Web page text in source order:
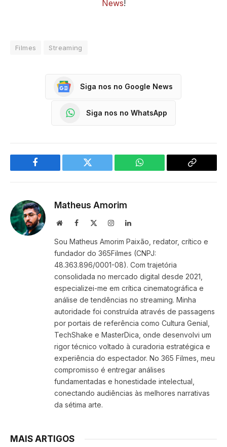
News!
Filmes Streaming
Siga nos no Google News
Siga nos no WhatsApp
Facebook Twitter WhatsApp
Copy
Matheus Amorim
WebsiteFacebook InstagramLinkedIn
Sou Matheus Amorim Paixão, redator, crítico e
fundador do 365Filmes (CNPJ:
48.363.896/0001-08). Com trajetória
consolidada no mercado digital desde 2021,
especializei-me em crítica cinematográfica e
análise de tendências no streaming. Minha
autoridade foi construída através de passagens
por portais de referência como Cultura Genial,
TechShake e MasterDica, onde desenvolvi um
rigor técnico voltado à curadoria estratégica e
experiência do espectador. No 365 Filmes, meu
compromisso é entregar análises
fundamentadas e honestidade intelectual,
conectando audiências às melhores narrativas
da sétima arte.
MAIS ARTIGOS